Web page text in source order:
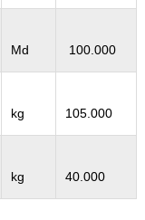
Md 100.000
kg 105.000
kg 40.000